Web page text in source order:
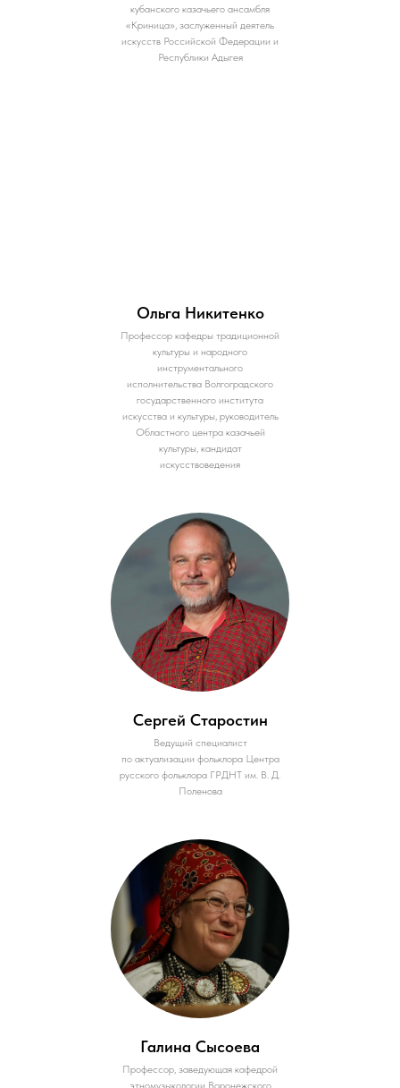
кубанского казачьего ансамбля
«Криница», заслуженный деятель
искусств Российской Федерации и
Республики Адыгея
Ольга Никитенко
Профессор кафедры традиционной
культуры и народного
инструментального
исполнительства Волгоградского
государственного института
искусства и культуры, руководитель
Областного центра казачьей
культуры, кандидат
искусствоведения
Сергей Старостин
Ведущий специалист
по актуализации фольклора Центра
русского фольклора ГРДНТ им. В. Д.
Поленова
Галина Сысоева
Профессор, заведующая кафедрой
этномузыкологии Воронежского